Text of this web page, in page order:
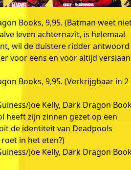
Books, 9,95. (Batman weet
leven achternazit, is helemaal
wil de duistere ridder antwoord
voor eens en voor altijd
Books, 9,95. (Verkrijgbaar in 2
Joe Kelly, Dark Dragon
heeft zijn zinnen gezet op een
de identiteit van Deadpools
in het eten?)
Joe Kelly, Dark Dragon